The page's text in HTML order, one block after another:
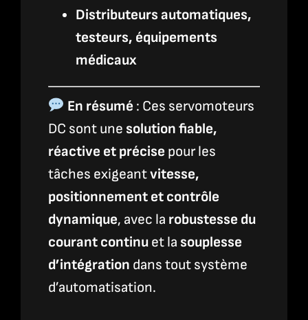
Distributeurs automatiques,
testeurs, équipements
médicaux
En résumé : Ces servomoteurs
DC sont une solution fiable,
réactive et précise pour les
tâches exigeantvitesse,
positionnement et contrôle
dynamique, avec la robustesse du
courant continuet la souplesse
d’intégration dans tout système
d’automatisation.